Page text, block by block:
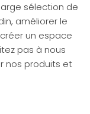
sélection de
améliorer le
un espace
pas à nous
nos produits et